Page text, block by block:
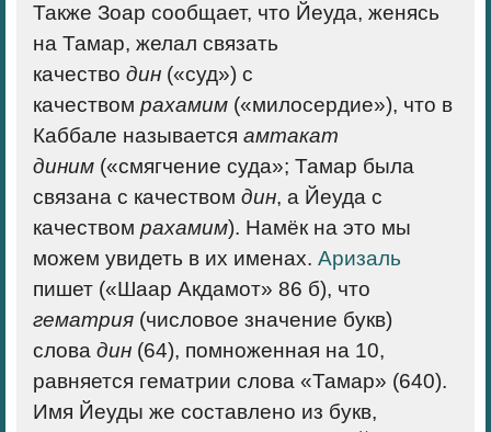
Также Зоар сообщает, что Йеуда, женясь
на Тамар, желал связать
качество дин («суд») с
качеством рахамим («милосердие»), что в
Каббале называется амтакат
диним («смягчение суда»; Тамар была
связана с качеством дин, а Йеуда с
качеством рахамим). Намёк на это мы
можем увидеть в их именах. Аризаль
пишет («Шаар Акдамот» 86 б), что
гематрия (числовое значение букв)
слова дин (64), помноженная на 10,
равняется гематрии слова «Тамар» (640).
Имя Йеуды же составлено из букв,